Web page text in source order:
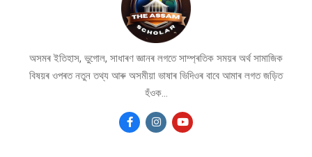
অসমৰ ইতিহাস, ভুগোল, সাধাৰণ জ্ঞানৰ লগতে সাম্প্ৰতিক সময়ৰ অৰ্থ সামাজিক
বিষয়ৰ ওপৰত নতুন তথ্য আৰু অসমীয়া ভাষাৰ ভিদিওৰ বাবে আমাৰ লগত জড়িত
হঁওক...